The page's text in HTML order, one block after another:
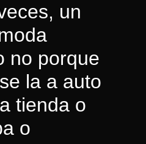
un
no porque
la a auto
tienda o
o